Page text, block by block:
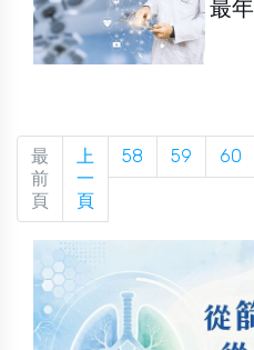
最
最
前
頁
上
一
頁
58 59 60